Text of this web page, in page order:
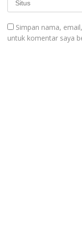
Simpan nama,
untuk komentar saya